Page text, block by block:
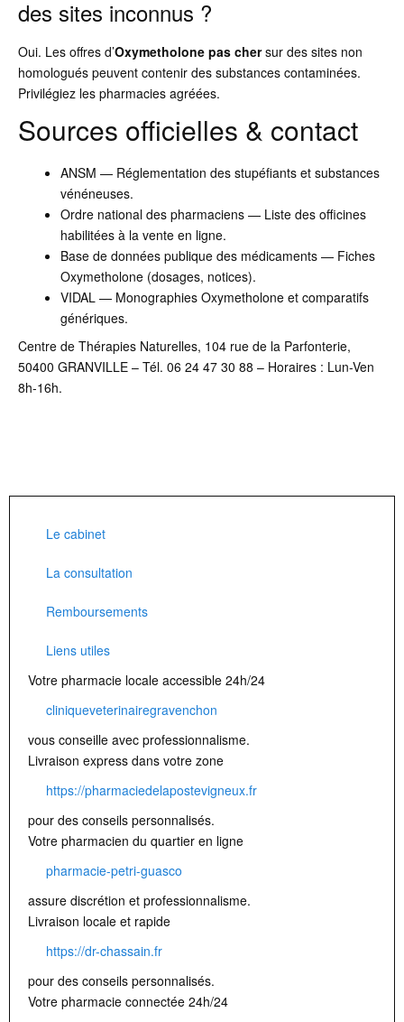
des sites inconnus ?
Oui. Les offres d’Oxymetholone pas chersur des sites non
homologués peuvent contenir des substances contaminées.
Privilégiez les pharmacies agréées.
Sources officielles & contact
ANSM — Réglementation des stupéfiants et substances
vénéneuses.
Ordre national des pharmaciens — Liste des officines
habilitées à la vente en ligne.
Base de données publique des médicaments — Fiches
Oxymetholone (dosages, notices).
VIDAL — Monographies Oxymetholone et comparatifs
génériques.
Centre de Thérapies Naturelles, 104 rue de la Parfonterie,
50400 GRANVILLE – Tél. 06 24 47 30 88 – Horaires : Lun-Ven
8h-16h.
Le cabinet
La consultation
Remboursements
Liens utiles
Votre pharmacie locale accessible 24h/24
cliniqueveterinairegravenchon
vous conseille avec professionnalisme.
Livraison express dans votre zone
https://pharmaciedelapostevigneux.fr
pour des conseils personnalisés.
Votre pharmacien du quartier en ligne
pharmacie-petri-guasco
assure discrétion et professionnalisme.
Livraison locale et rapide
https://dr-chassain.fr
pour des conseils personnalisés.
Votre pharmacie connectée 24h/24